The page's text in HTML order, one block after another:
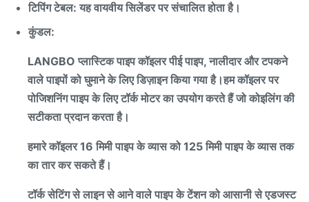
टिपिंग टेबल: यह वायवीय सिलेंडर पर संचालित होता है।
कुंडल:
LANGBO प्लास्टिक पाइप कॉइलर पीई पाइप, नालीदार और टपकने
वाले पाइपों को घुमाने के लिए डिज़ाइन किया गया है।हम कॉइलर पर
पोजिशनिंग पाइप के लिए टॉर्क मोटर का उपयोग करते हैं जो कोइलिंग की
सटीकता प्रदान करता है।
हमारे कॉइलर 16 मिमी पाइप के व्यास को 125 मिमी पाइप के व्यास तक
का तार कर सकते हैं।
टॉर्क सेटिंग से लाइन से आने वाले पाइप के टेंशन को आसानी से एडजस्ट